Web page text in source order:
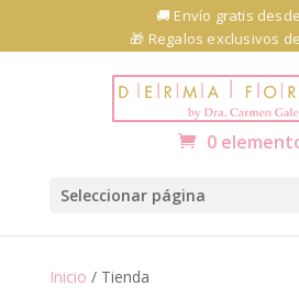
Abrir barra de herramientas
🚚 Envío gratis
🎁 Regalos exclusivos
0
Seleccionar página
Inicio / Tienda